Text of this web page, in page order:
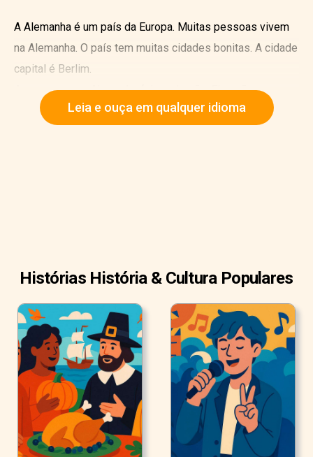
A Alemanha é um país da Europa. Muitas pessoas vivem
na Alemanha. O país tem muitas cidades bonitas. A cidade
capital é Berlim.
As pessoas na Alemanha falam alemão. Elas são
simpáticas e prestativas.
Leia e ouça em qualquer idioma
Histórias História & Cultura Populares